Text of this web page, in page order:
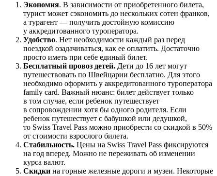
Экономия. В зависимости от приобретенного билета,
турист может сэкономить до нескольких сотен франков,
а турагент — получить достойную комиссию
у аккредитованного туроператора.
Удобство. Нет необходимости каждый раз перед
поездкой озадачиваться, как ее оплатить. Достаточно
просто иметь при себе единый билет.
Бесплатный провоз детей. Дети до 16 лет могут
путешествовать по Швейцарии бесплатно. Для этого
необходимо оформить у аккредитованного туроператора
family card. Важный нюанс: билет действует только
в том случае, если ребенок путешествует
в сопровождении хотя бы одного родителя. Если
ребенок путешествует с бабушкой или дедушкой,
то Swiss Travel Pass можно приобрести со скидкой в 50%
от стоимости взрослого билета.
Стабильность. Цены на Swiss Travel Pass фиксируются
на год вперед. Можно не переживать об изменении
курса валют.
Скидки на горные железные дороги и музеи. Некоторые